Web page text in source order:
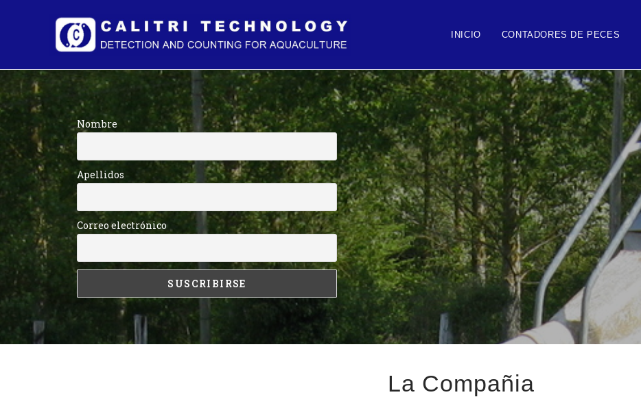
INICIO CONTADORES DE PECES
Nombre
Apellidos
Correo electrónico
La Compañia